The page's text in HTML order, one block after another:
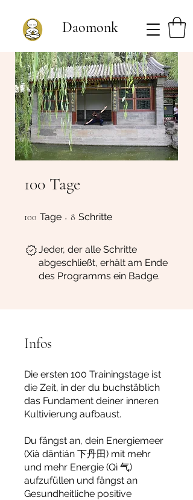
Daomonk
100 Tage
100 Tage 100 Tage
8 Schritte
Jeder, der alle Schritte
abgeschließt, erhält am Ende
des Programms ein Badge.
Infos
Die ersten 100 Trainingstage ist
die Zeit, in der du buchstäblich
das Fundament deiner inneren
Kultivierung aufbaust.
Du fängst an, dein Energiemeer
(Xià dāntián 下丹田) mit mehr
und mehr Energie (Qì 气)
aufzufüllen und fängst an
Gesundheitliche positive